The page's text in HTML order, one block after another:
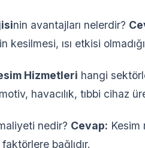
nin avantajları nelerdir?
kesilmesi, ısı etkisi
Hizmetleri hangi
havacılık, tıbbi cihaz
nedir? Cevap: Kesim
bağlıdır.